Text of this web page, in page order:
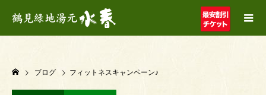
ブログ フィットネスキャンペーン♪